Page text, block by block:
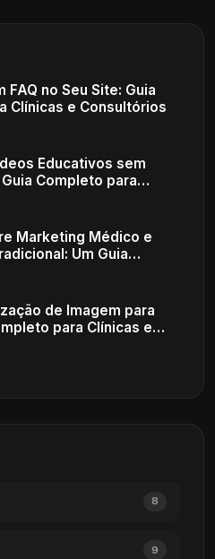
FAQ no Seu Site: Guia
Clínicas e Consultórios
Educativos sem
Completo para
Saúde
Marketing Médico e
Um Guia
de Imagem para
para Clínicas e
8
9